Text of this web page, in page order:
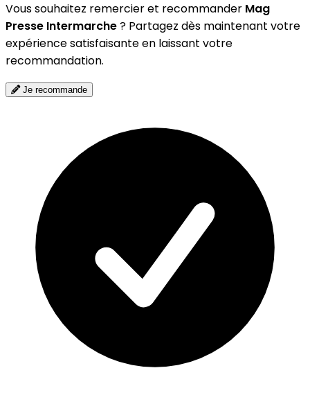
Vous souhaitez remercier et recommander Mag
Presse Intermarche? Partagez dès maintenant votre
expérience satisfaisante en laissant votre
recommandation.
Je recommande